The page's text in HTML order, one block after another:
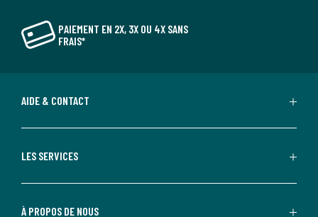
PAIEMENT EN 2X, 3X OU 4X SANS
FRAIS*
AIDE & CONTACT
LES SERVICES
À PROPOS DE NOUS